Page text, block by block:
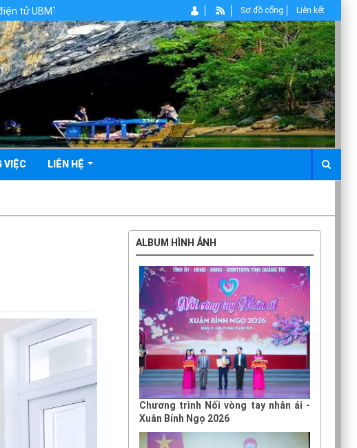
VIỆC LIÊN HỆ
tỉnh Quảng Trị Sơ đồ cổng Liên kết
ALBUM HÌNH ẢNH
Chương trình Nối vòng tay nhân ái -
Xuân Bính Ngọ 2026